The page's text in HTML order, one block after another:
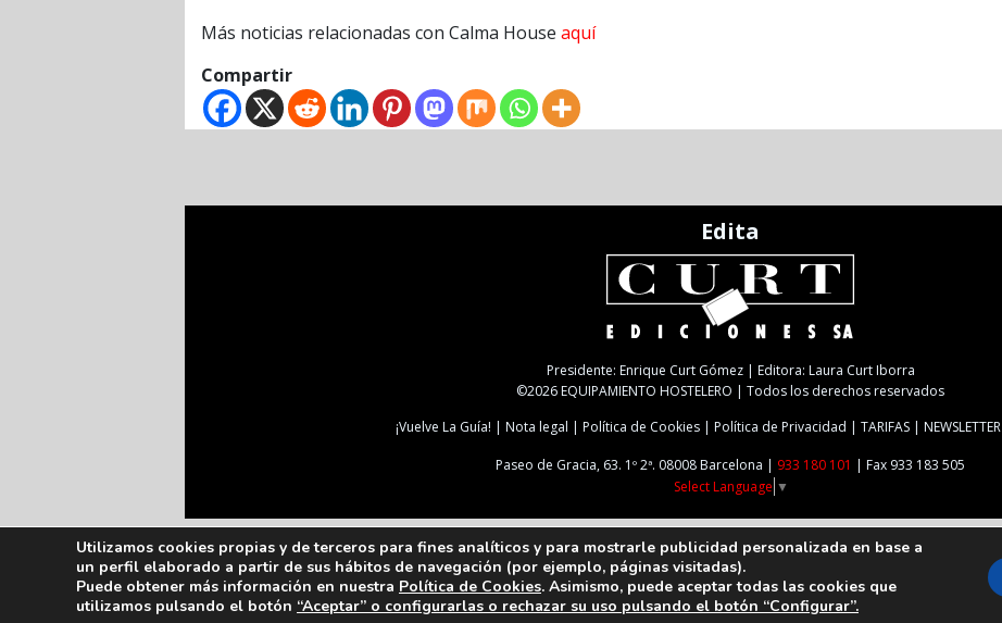
Más noticias relacionadas con Calma House aquí
Compartir
Edita
Presidente: Enrique Curt Gómez | Editora: Laura Curt Iborra
©2026 EQUIPAMIENTO HOSTELERO | Todos los derechos reservados
¡Vuelve La Guía!
Nota legal Política de Cookies Política de Privacidad TARIFAS NEWSLETTER
Paseo de Gracia, 63. 1º 2ª. 08008 Barcelona | 933 180 101 | Fax 933 183 505
Select Language ▼
Utilizamos cookies propias y de terceros para fines analíticos y para mostrarle publicidad personalizada en base a
un perfil elaborado a partir de sus hábitos de navegación (por ejemplo, páginas visitadas).
Puede obtener más información en nuestra Política de Cookies. Asimismo, puede aceptar todas las cookies que
utilizamos pulsando el botón “Aceptar” o configurarlas o rechazar su uso pulsando el botón “Configurar”.